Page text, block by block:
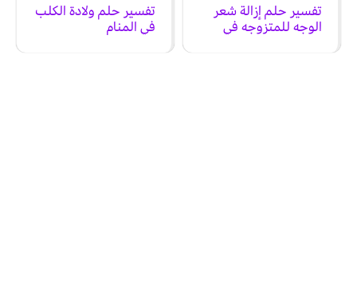
تفسير حلم إزالة شعر
الوجه للمتزوجه في
تفسير حلم ولادة الكلب
في المنام